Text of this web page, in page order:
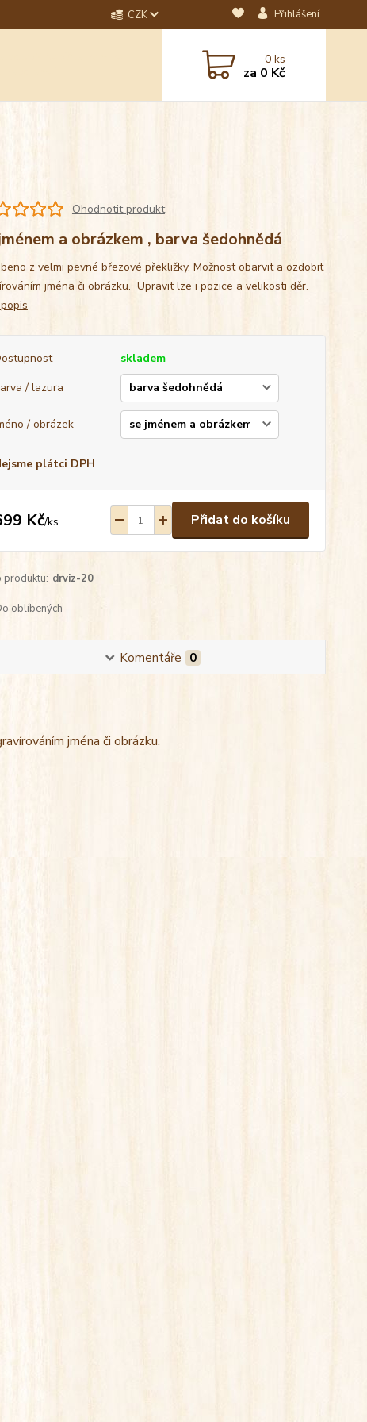
CZK Přihlášení
0ks
za 0 Kč
Ohodnotit produkt
a obrázkem , barva šedohnědá
z velmi pevné březové překližky. Možnost obarvit a ozdobit
jména či obrázku. Upravit lze i pozice a velikosti děr.
skladem
/ lazura
/ obrázek
plátci DPH
Kč/ks Přidat do košíku
produktu: drviz-20
oblíbených
Komentáře 0
jména či obrázku.